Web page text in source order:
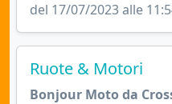
del 17/07/2023 alle
Ruote & Motori
Bonjour Moto da